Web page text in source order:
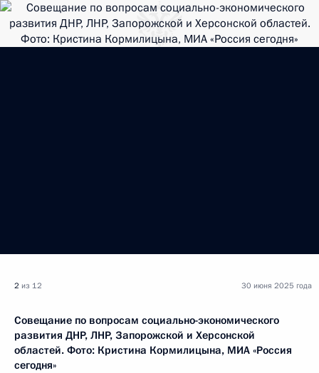
2 из 12
Совещание по вопросам социально-экономического
развития ДНР, ЛНР, Запорожской и Херсонской
областей. Фото: Кристина Кормилицына, МИА «Россия
сегодня»
30 июня 2025 года